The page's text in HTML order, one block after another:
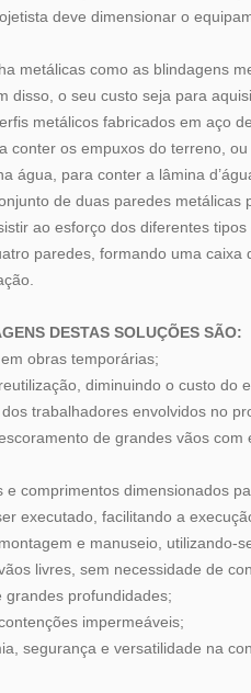
deve dimensionar o
metálicas como as blindagens
disso, o seu custo seja para
metálicos fabricados em aço
conter os empuxos do terreno,
água, para conter a lâmina
de duas paredes metálicas
ao esforço dos diferentes
paredes, formando uma
DESTAS SOLUÇÕES SÃO:
obras temporárias;
diminuindo o custo do
trabalhadores envolvidos no
de grandes vãos
e comprimentos dimensionados
executado, facilitando a
e manuseio, utilizando-
livres, sem necessidade de
grandes profundidades;
impermeáveis;
segurança e versatilidade na